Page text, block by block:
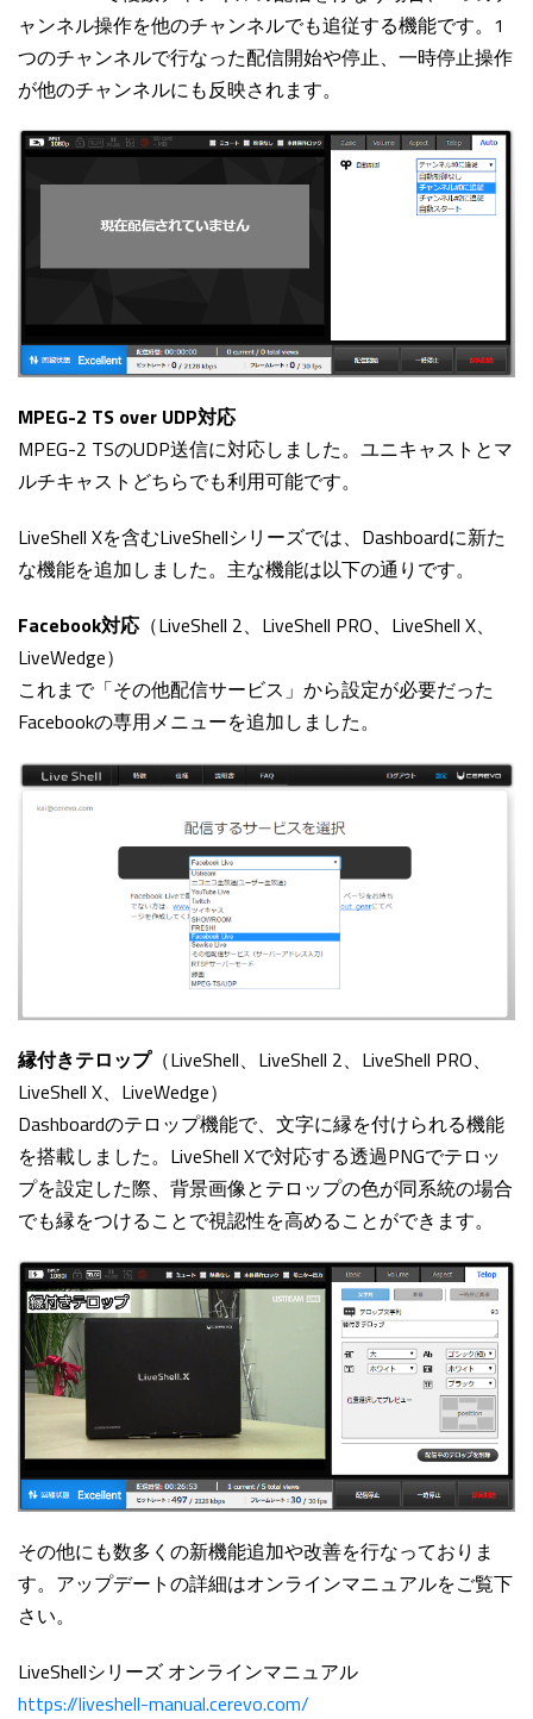
ャンネル操作を他のチャンネルでも追従する機能です。1
つのチャンネルで行なった配信開始や停止、一時停止操作
が他のチャンネルにも反映されます。
MPEG-2 TS over UDP対応
MPEG-2 TSのUDP送信に対応しました。ユニキャストとマ
ルチキャストどちらでも利用可能です。
LiveShell Xを含むLiveShellシリーズでは、Dashboardに新た
な機能を追加しました。主な機能は以下の通りです。
Facebook対応 （LiveShell 2、LiveShell PRO、LiveShell X、
LiveWedge）
これまで「その他配信サービス」から設定が必要だった
Facebookの専用メニューを追加しました。
縁付きテロップ（LiveShell、LiveShell 2、LiveShell PRO、
LiveShell X、LiveWedge）
Dashboardのテロップ機能で、文字に縁を付けられる機能
を搭載しました。LiveShell Xで対応する透過PNGでテロッ
プを設定した際、背景画像とテロップの色が同系統の場合
でも縁をつけることで視認性を高めることができます。
その他にも数多くの新機能追加や改善を行なっておりま
す。アップデートの詳細はオンラインマニュアルをご覧下
さい。
LiveShellシリーズ オンラインマニュアル
https://liveshell-manual.cerevo.com/